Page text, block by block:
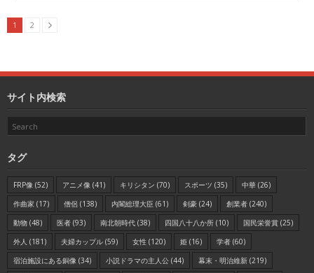
1 2
サイト内検索
タグ
FRP像 (52) アニメ像 (41) キリシタン (70) スポーツ (35) 中華 (26)
作曲家 (17) 僧侶 (138) 内閣総理大臣 (61) 剣豪 (24) 創業者 (240)
動物 (48) 医者 (93) 南北朝時代 (38) 四国八十八か所 (10) 国民栄誉賞 (25)
外人 (181) 夫婦カップル (59) 女性 (120) 姫 (16) 学者 (60)
宿泊施設にある銅像 (34) 小説ドラマの主人公 (44) 幕末・明治維新 (219)